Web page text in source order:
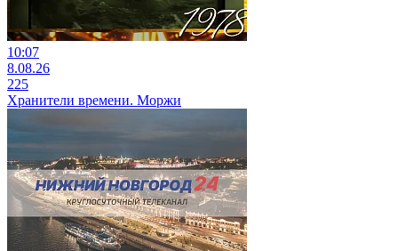
10:07
8.08.26
225
Хранители времени. Моржи